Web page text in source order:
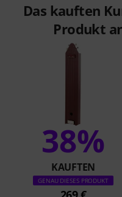
Das kauften
Produkt
38%
KAUFTEN
GENAU DIESES PRODUKT